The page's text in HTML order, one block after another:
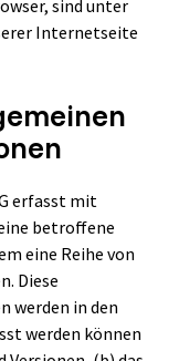
sind unter
Internetseite
erfasst mit
betroffene
eine Reihe von
Diese
werden in den
werden können